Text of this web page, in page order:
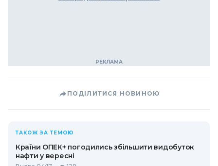
ПОДІЛИТИСЯ НОВИНОЮ
ТАКОЖ ЗА ТЕМОЮ
Країни ОПЕК+ погодились збільшити видобуток
нафти у вересні